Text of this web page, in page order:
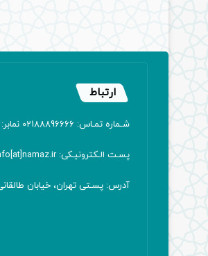
ارتباط
شـماره تمـاس: 02188896666 نمابر: 02188905150
پسـت الـکترونیـکی: info[at]namaz.ir
آدرس: پسـتی تهران، خیابان طالقانی، میدان